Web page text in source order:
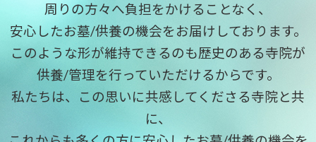
周りの方々へ負担をかけることなく、
安心したお墓/供養の機会をお届けしております。
このような形が維持できるのも歴史のある寺院が
供養/管理を行っていただけるからです。
私たちは、この思いに共感してくださる寺院と共
に、